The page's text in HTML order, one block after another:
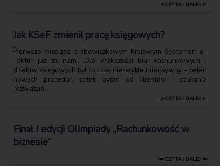
⇒ CZYTAJ DALEJ ⇐
Jak KSeF zmienił pracę księgowych?
Pierwsze miesiące z obowiązkowym Krajowym Systemem e-
Faktur już za nami. Dla większości biur rachunkowych i
działów księgowych był to czas niezwykle intensywny – pełen
nowych procedur, setek pytań od klientów i szukania
rozwiązań.
⇒ CZYTAJ DALEJ ⇐
Finał I edycji Olimpiady „Rachunkowość w
biznesie”
⇒ CZYTAJ DALEJ ⇐